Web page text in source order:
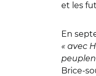
et les
En
« avec
Brice-